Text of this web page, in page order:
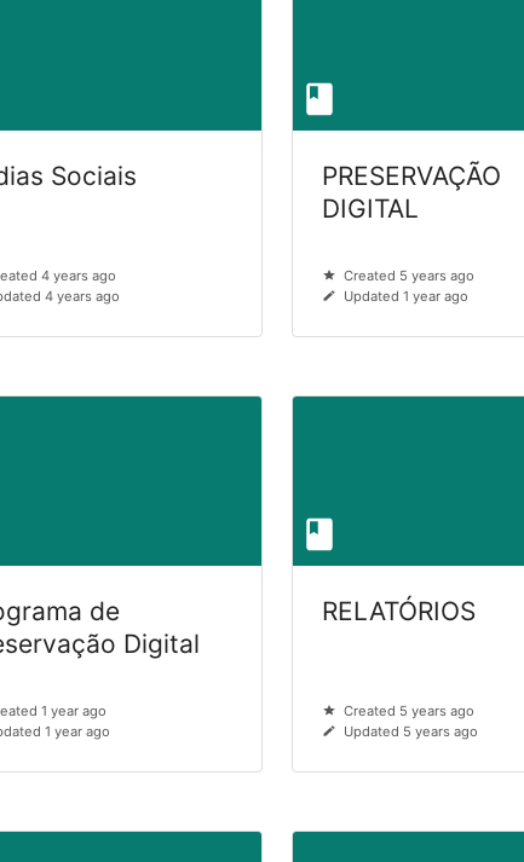
Sociais
4 years ago
4 years ago
PRESERVAÇÃO
DIGITAL
Created 5 years ago
Updated 1 year ago
de
Digital
1 year ago
1 year ago
RELATÓRIOS
Created 5 years ago
Updated 5 years ago